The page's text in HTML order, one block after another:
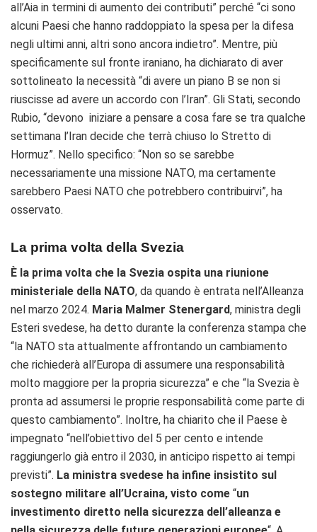
all’Aia in termini di aumento dei contributi” perché “ci sono
alcuni Paesi che hanno raddoppiato la spesa per la difesa
negli ultimi anni, altri sono ancora indietro”. Mentre, più
specificamente sul fronte iraniano, ha dichiarato di aver
sottolineato la necessità “di avere un piano B se non si
riuscisse ad avere un accordo con l’Iran”. Gli Stati, secondo
Rubio, “devono iniziare a pensare a cosa fare se tra qualche
settimana l’Iran decide che terrà chiuso lo Stretto di
Hormuz”. Nello specifico: “Non so se sarebbe
necessariamente una missione NATO, ma certamente
sarebbero Paesi NATO che potrebbero contribuirvi”, ha
osservato.
La prima volta della Svezia
È la prima volta che la Svezia ospita una riunione
ministeriale della NATO, da quando è entrata nell’Alleanza
nel marzo 2024. Maria Malmer Stenergard, ministra degli
Esteri svedese, ha detto durante la conferenza stampa che
“la NATO sta attualmente affrontando un cambiamento
che richiederà all’Europa di assumere una responsabilità
molto maggiore per la propria sicurezza” e che “la Svezia è
pronta ad assumersi le proprie responsabilità come parte di
questo cambiamento”. Inoltre, ha chiarito che il Paese è
impegnato “nell’obiettivo del 5 per cento e intende
raggiungerlo già entro il 2030, in anticipo rispetto ai tempi
previsti”. La ministra svedese ha infine insistito sul
sostegno militare all’Ucraina, visto come “un
investimento diretto nella sicurezza dell’alleanza e